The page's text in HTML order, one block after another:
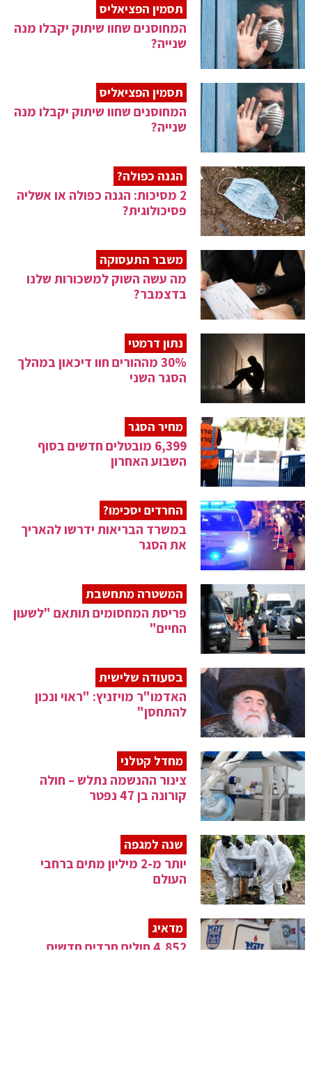
תסמין הפציאליס
המחוסנים שחוו שיתוק יקבלו מנה
שנייה?
תסמין הפציאליס
המחוסנים שחוו שיתוק יקבלו מנה
שנייה?
הגנה כפולה?
2 מסיכות: הגנה כפולה או אשליה
פסיכולוגית?
משבר התעסוקה
מה עשה השוק למשכורות שלנו
בדצמבר?
נתון דרמטי
30% מההורים חוו דיכאון במהלך
הסגר השני
מחיר הסגר
6,399 מובטלים חדשים בסוף
השבוע האחרון
החרדים יסכימו?
במשרד הבריאות ידרשו להאריך
את הסגר
המשטרה מתחשבת
פריסת המחסומים תותאם "לשעון
החיים"
בסעודה שלישית
האדמו"ר מויזניץ: "ראוי ונכון
להתחסן"
מחדל קטלני
צינור ההנשמה נתלש – חולה
קורונה בן 47 נפטר
שנה למגפה
יותר מ-2 מיליון מתים ברחבי
העולם
מדאיג
4,852 חולים חרדים חדשים